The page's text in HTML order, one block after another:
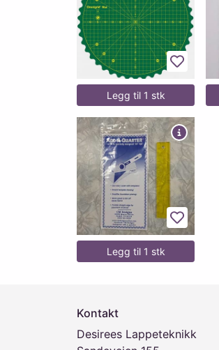
Legg
Legg til 1 stk
Legg til
Legg til 1 stk
Kontakt
Desirees Lappeteknikk